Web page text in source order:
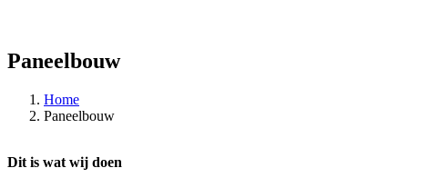
Paneelbouw
Home
Paneelbouw
Dit is wat wij doen